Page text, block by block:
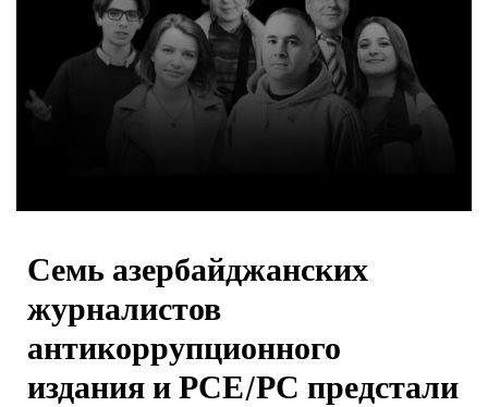
Семь азербайджанских
журналистов
антикоррупционного
издания и РСЕ/РС предстали